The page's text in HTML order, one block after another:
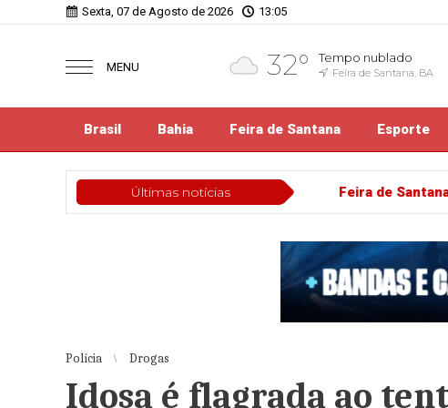
Sexta, 07 de Agosto de 2026 13:05
MENU 32° Tempo nublado
Feira de Santana, BA
Brasil Bahia Feira de Santana Esporte
Últimas notícias
Feira de Santana Clécia Vasconcelos se despede da
Polícia Drogas
Idosa é flagrada ao